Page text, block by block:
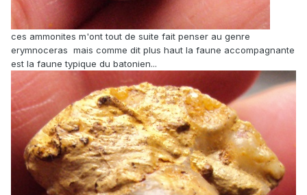
ces ammonites m'ont tout de suite fait penser au genre
erymnoceras mais comme dit plus haut la faune accompagnante
est la faune typique du batonien...